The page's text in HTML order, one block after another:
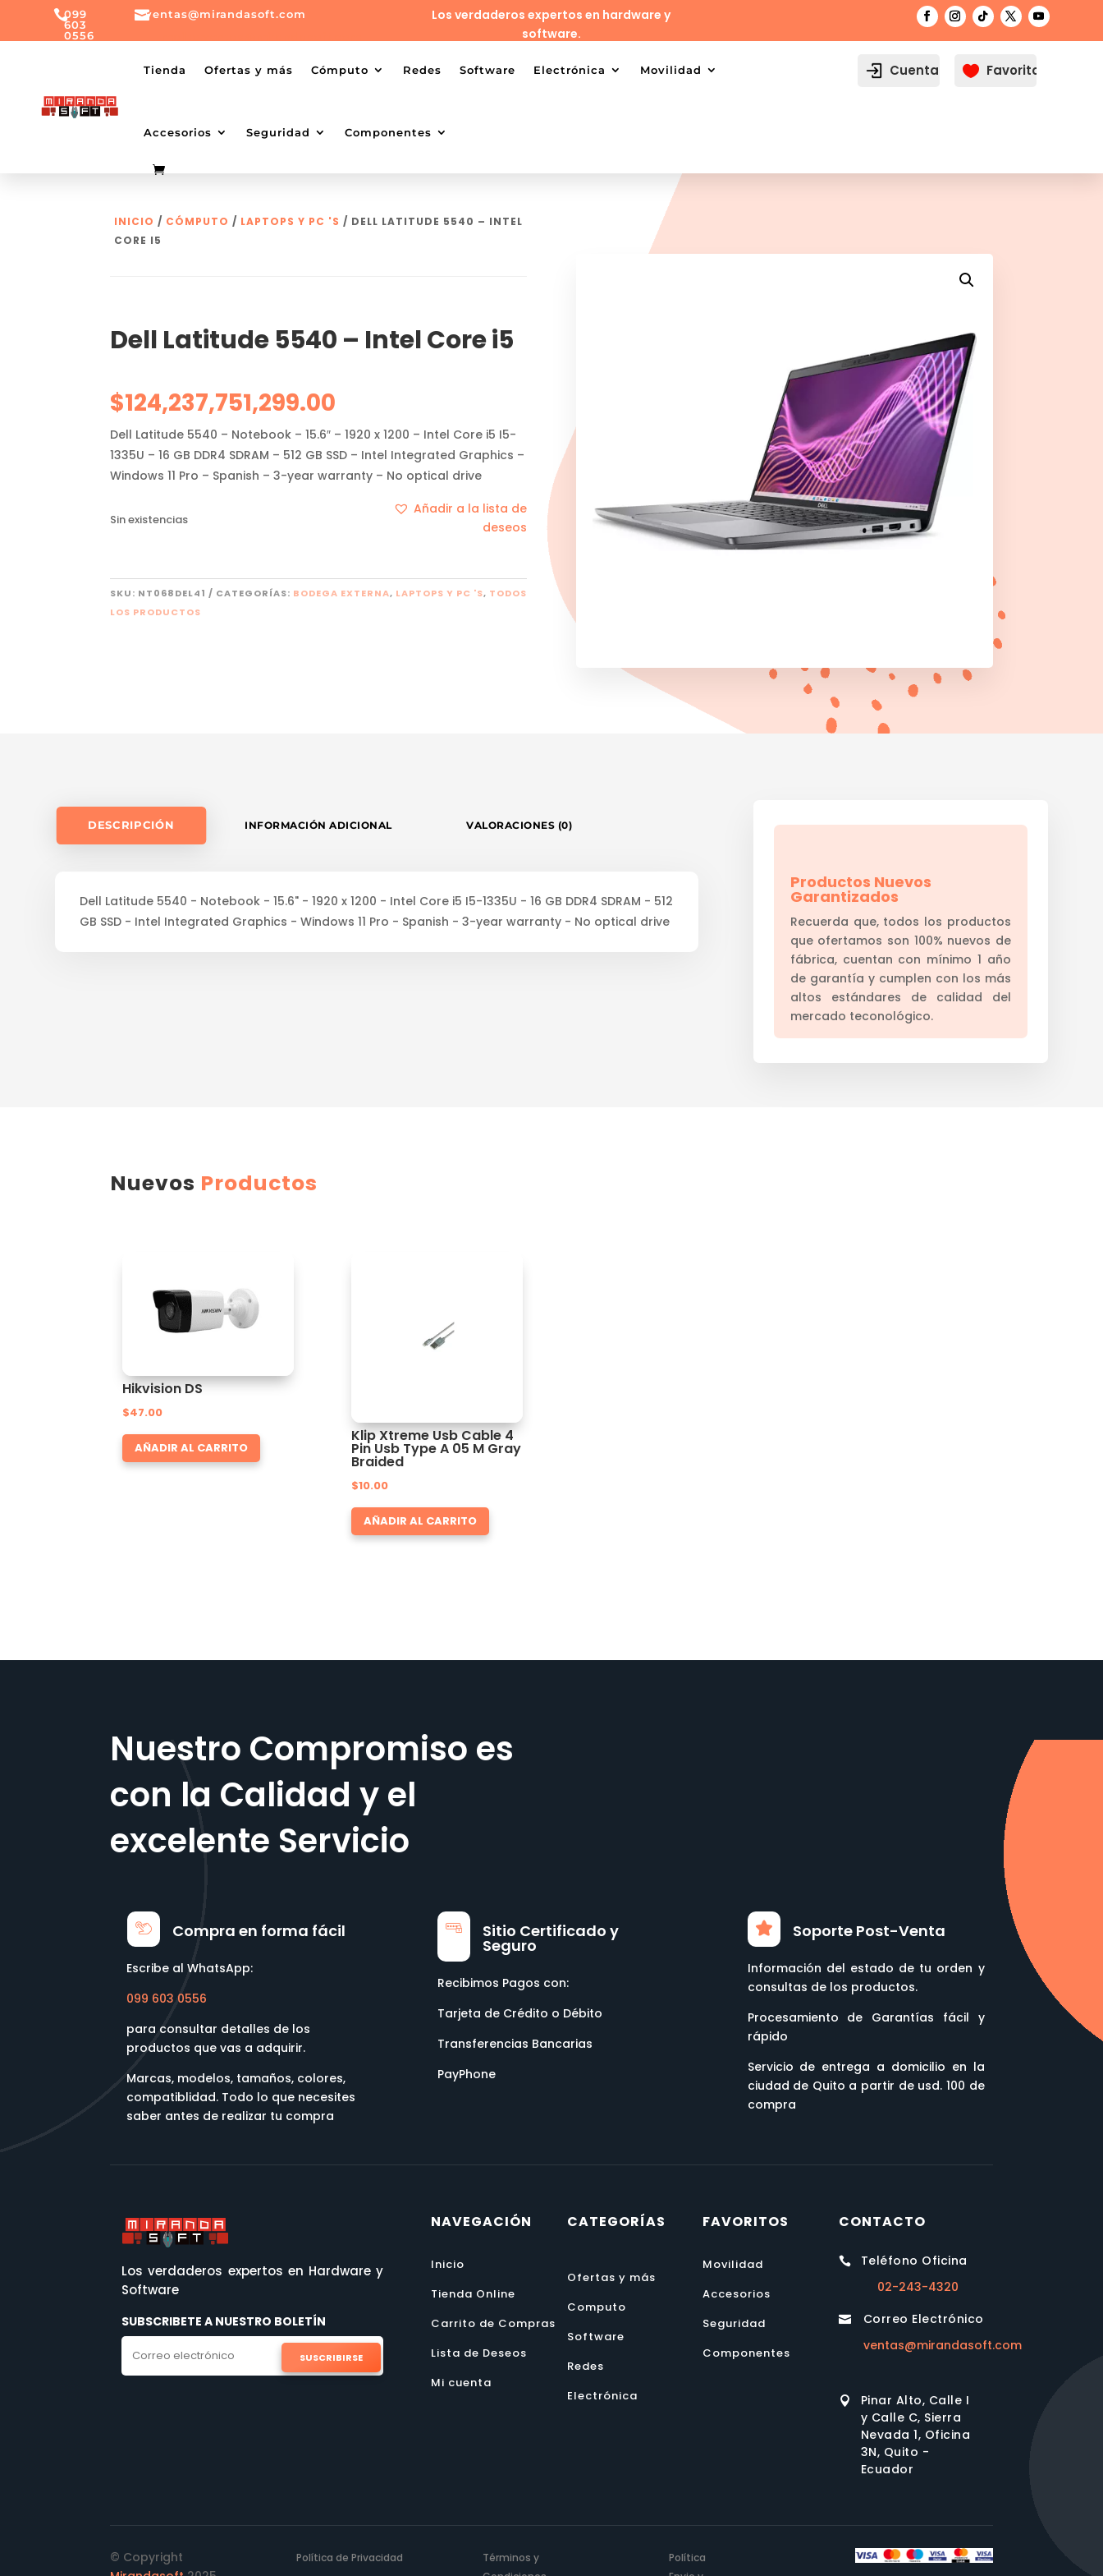
099
603
0556
0556
ventas@mirandasoft.com
mailto:ventas@mirandasoft.com
Los verdaderos expertos en hardware y
software.
Tienda Ofertas y más Cómputo Redes Software Electrónica Movilidad
Accesorios Seguridad Componentes
Cuenta  Favoritos
INICIO / CÓMPUTO / LAPTOPS Y PC 'S / DELL LATITUDE 5540 – INTEL
CORE I5
Dell Latitude 5540 – Intel Core i5
$124,237,751,299.00
Dell Latitude 5540 – Notebook – 15.6″ – 1920 x 1200 – Intel Core i5 I5-
1335U – 16 GB DDR4 SDRAM – 512 GB SSD – Intel Integrated Graphics –
Windows 11 Pro – Spanish – 3-year warranty – No optical drive
Sin existencias
Añadir a la lista de
deseos
SKU: NT068DEL41 CATEGORÍAS: BODEGA EXTERNA, LAPTOPS Y PC 'S, TODOS
LOS PRODUCTOS
DESCRIPCIÓN INFORMACIÓN ADICIONAL VALORACIONES (0)
Dell Latitude 5540 - Notebook - 15.6" - 1920 x 1200 - Intel Core i5 I5-1335U - 16 GB DDR4 SDRAM - 512
GB SSD - Intel Integrated Graphics - Windows 11 Pro - Spanish - 3-year warranty - No optical drive
Productos Nuevos
Garantizados
Recuerda que, todos los productos
que ofertamos son 100% nuevos de
fábrica, cuentan con mínimo 1 año
de garantía y cumplen con los más
altos estándares de calidad del
mercado teconológico.
Nuevos Productos
Hikvision DS
$47.00
AÑADIR AL CARRITO
Klip Xtreme Usb Cable 4
Pin Usb Type A 05 M Gray
Braided
$10.00
AÑADIR AL CARRITO
Nuestro Compromiso es
con la Calidad y el
excelente Servicio
Compra en forma fácil
Escribe al WhatsApp:
099 603 0556
para consultar detalles de los
productos que vas a adquirir.
Marcas, modelos, tamaños, colores,
compatiblidad. Todo lo que necesites
saber antes de realizar tu compra
Sitio Certificado y
Seguro
Recibimos Pagos con:
Tarjeta de Crédito o Débito
Transferencias Bancarias
PayPhone
Soporte Post-Venta
Información del estado de tu orden y
consultas de los productos.
Procesamiento de Garantías fácil y
rápido
Servicio de entrega a domicilio en la
ciudad de Quito a partir de usd. 100 de
compra
Los verdaderos expertos en Hardware y
Software
SUBSCRIBETE A NUESTRO BOLETÍN
SUSCRIBIRSE
NAVEGACIÓN
Inicio
Tienda Online
Carrito de Compras
Lista de Deseos
Mi cuenta
CATEGORÍAS
Ofertas y más
Computo
Software
Redes
Electrónica
FAVORITOS
Movilidad
Accesorios
Seguridad
Componentes
CONTACTO

Teléfono Oficina
02-243-4320

Correo Electrónico
ventas@mirandasoft.com

Pinar Alto, Calle I
y Calle C, Sierra
Nevada 1, Oficina
3N, Quito -
Ecuador
© Copyright
Política de Privacidad
Términos y
Política